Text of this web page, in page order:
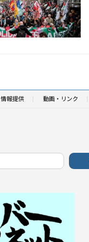
情報提供 動画・リンク